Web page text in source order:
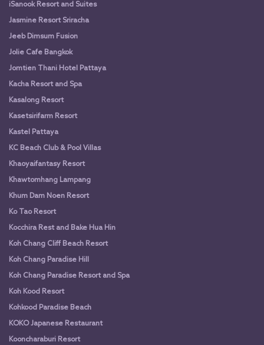
iSanook Resort and Suites
Jasmine Resort Sriracha
Jeeb Dimsum Fusion
Jolie Cafe Bangkok
Jomtien Thani Hotel Pattaya
Kacha Resort and Spa
Kasalong Resort
Kasetsirifarm Resort
Kastel Pattaya
KC Beach Club & Pool Villas
Khaoyaifantasy Resort
Khawtomhang Lampang
Khum Dam Noen Resort
Ko Tao Resort
Kocchira Rest and Bake Hua Hin
Koh Chang Cliff Beach Resort
Koh Chang Paradise Hill
Koh Chang Paradise Resort and Spa
Koh Kood Resort
Kohkood Paradise Beach
KOKO Japanese Restaurant
Kooncharaburi Resort